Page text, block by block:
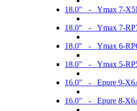
18.0" - Ymax 7-
18.0" - Ymax 7-
18.0" - Ymax 6-
18.0" - Ymax 5-
16.0" - Epure 9-
16.0" - Epure 8-